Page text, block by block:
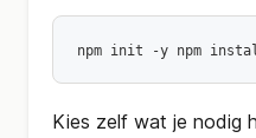
npm init -y npm
Kies zelf wat je nodig